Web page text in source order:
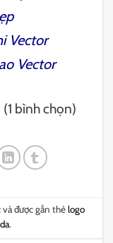
Vector
Vector
bình chọn)
và được gắn thẻlogo
.